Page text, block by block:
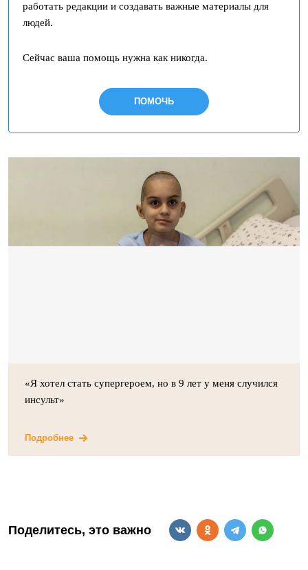
работать редакции и создавать важные материалы для
людей.
Сейчас ваша помощь нужна как никогда.
ПОМОЧЬ
«Я хотел стать супергероем, но в 9 лет у меня случился
инсульт»
Подробнее
Поделитесь, это важно